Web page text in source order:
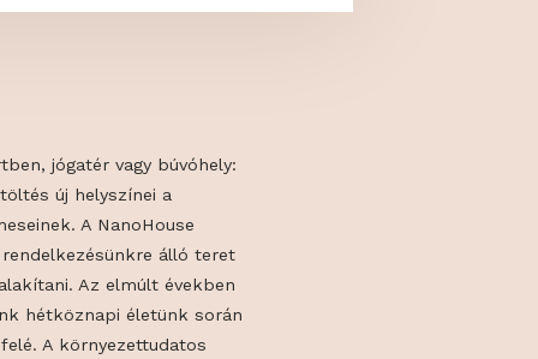
a kertben, jógatér vagy búvóhely:
időtöltés új helyszínei a
szerelmeseinek. A NanoHouse
lehet a rendelkezésünkre álló teret